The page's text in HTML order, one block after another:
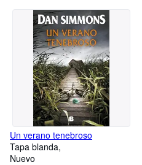
Un verano tenebroso
Tapa blanda
Nuevo